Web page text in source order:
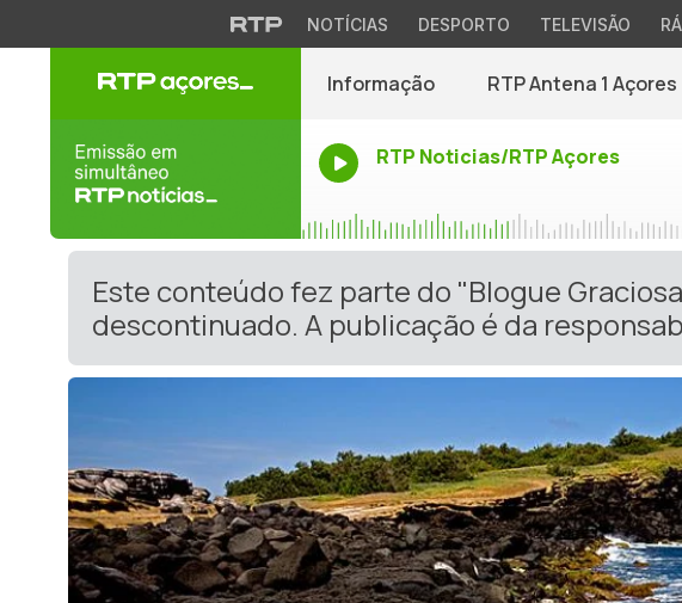
NOTÍCIAS DESPORTO TELEVISÃO
Informação RTP Antena 1 Açores
RTP Noticias/RTP Açores
Este conteúdo fez parte do "Blogue
descontinuado. A publicação é da